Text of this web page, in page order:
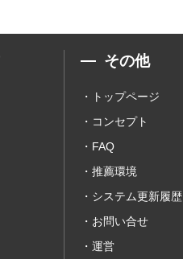
その他
トップページ
コンセプト
FAQ
推薦環境
システム更新履歴
お問い合せ
運営